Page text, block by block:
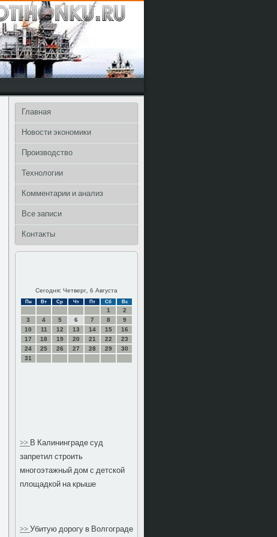
Главная
Новости экономики
Производство
Технологии
Комментарии и анализ
Все записи
Контакты
Сегодня: Четверг, 6 Августа
Пн Вт Ср Чт Пт Сб Вс
1
2
3
4 5 6 7 8
9
10
11 12 13 14 15
16
17
18 19 20 21 22
23
24
25 26 27 28 29
30
31
>>В Калининграде суд
запретил строить
многоэтажный дом с детской
площадкой на крыше
>>Убитую дорогу в Волгограде